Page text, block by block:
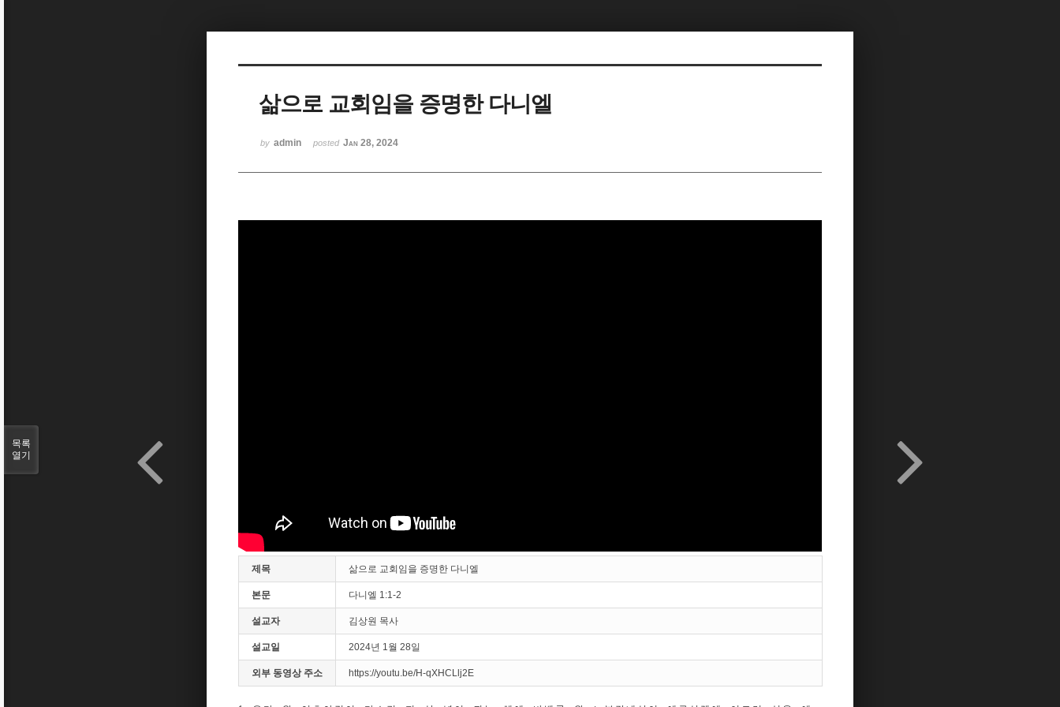
삶으로 교회임을 증명한 다니엘
by admin posted Jan 28, 2024
제목 삶으로 교회임을 증명한 다니엘
본문 다니엘 1:1-2
설교자 김상원 목사
설교일 2024년 1월 28일
외부 동영상 주소 https://youtu.be/H-qXHCLlj2E
목록
열기
Sketchbook5, 스케치북5
Sketchbook5, 스케치북5